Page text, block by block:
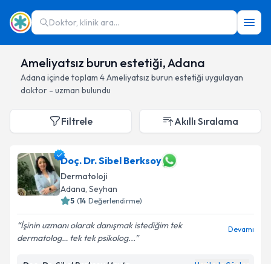
Doktor, klinik ara...
Ameliyatsız burun estetiği, Adana
Adana içinde toplam 4Ameliyatsız burun estetiği uygulayan
doktor - uzman bulundu
Filtrele Akıllı Sıralama
Doç. Dr. Sibel Berksoy
Dermatoloji
Adana, Seyhan
5 (14 Değerlendirme)
İşinin uzmanı olarak danışmak istediğim tek
dermatolog… tek tek psikolog...
Devamı